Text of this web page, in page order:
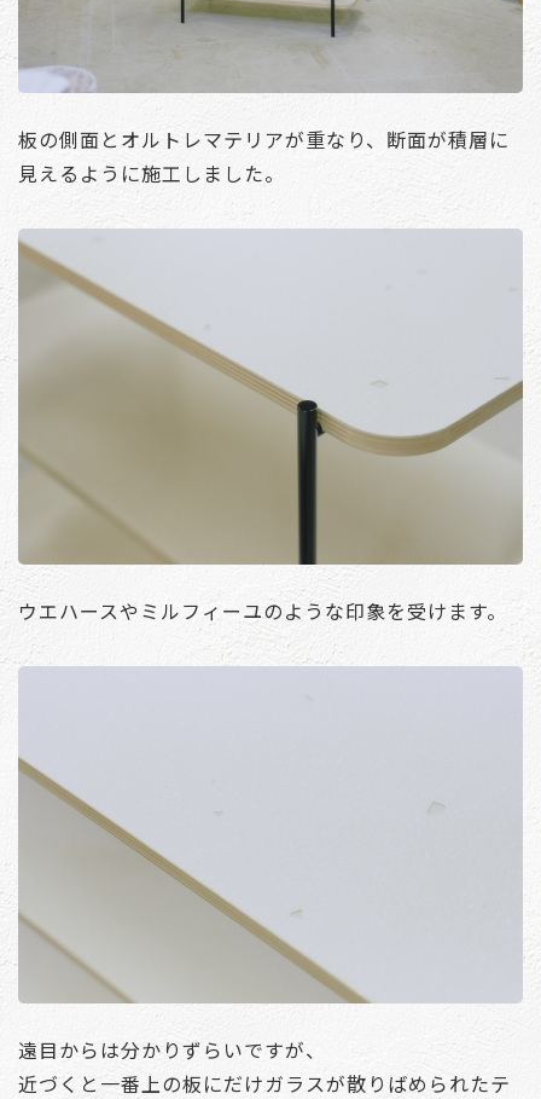
板の側面とオルトレマテリアが重なり、断面が積層に
見えるように施工しました。
ウエハースやミルフィーユのような印象を受けます。
遠目からは分かりずらいですが、
近づくと一番上の板にだけガラスが散りばめられたテ